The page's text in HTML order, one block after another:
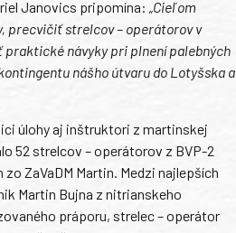
Janovics pripomína: „Cieľom
precvičiť strelcov – operátorov v
praktické návyky pri plnení palebných
nášho útvaru do Lotyšska a
úlohy aj inštruktori z martinskej
52 strelcov – operátorov z BVP-2
ZaVaDM Martin. Medzi najlepších
Martin Bujna z nitrianskeho
práporu, strelec – operátor